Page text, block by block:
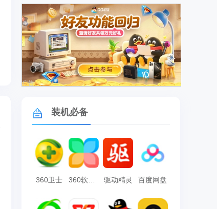
广告
装机必备
360卫士 360软件管家 驱动精灵 百度网盘